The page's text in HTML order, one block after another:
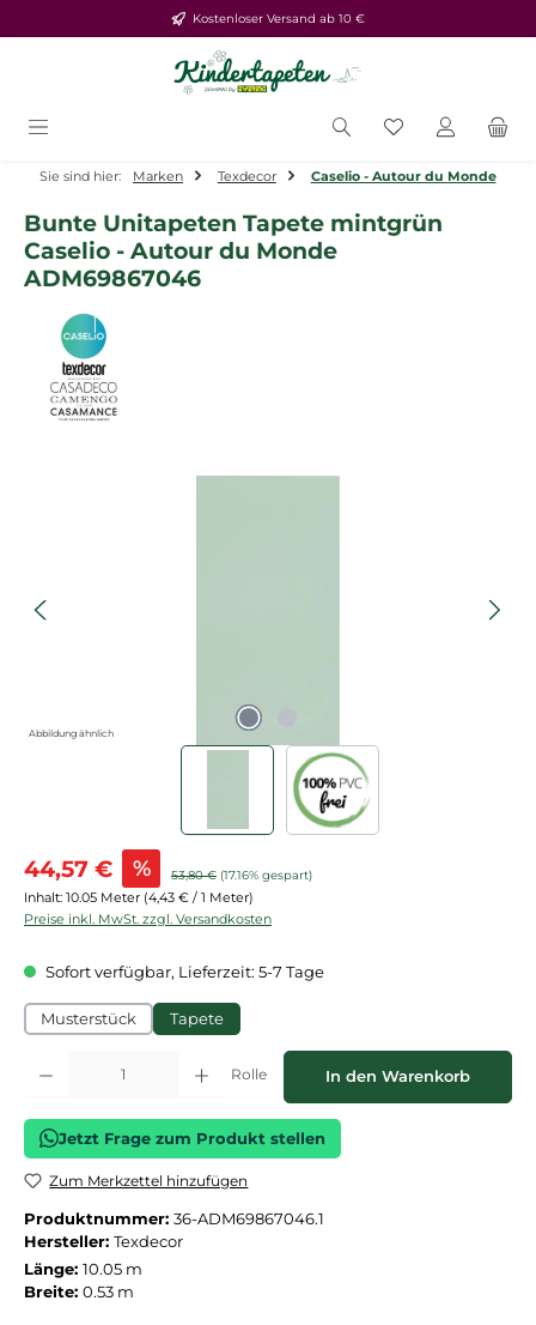
Zum Hauptinhalt springenKostenloser Versand ab 10 €
Du hast 0
Sie sind hier: Marken Texdecor Caselio - Autour du Monde
Bunte Unitapeten Tapete mintgrün
Caselio - Autour du Monde
ADM69867046
Abbildung ähnlich
Verkaufspreis:
44,57 € % Regulärer Preis:
53,80 € (17.16% gespart)
Inhalt: 10.05 Meter (4,43 € / 1 Meter)
Preise inkl. MwSt. zzgl. Versandkosten
Sofort verfügbar, Lieferzeit: 5-7 Tage
Musterstück Tapete
Produkt Anzahl: Gib den gewünschten Wert ein oder benutze die
Rolle In den Warenkorb
Jetzt Frage zum Produkt stellen
Zum Merkzettel hinzufügen
Produktnummer: 36-ADM69867046.1
Hersteller: Texdecor
Länge: 10.05 m
Breite: 0.53 m